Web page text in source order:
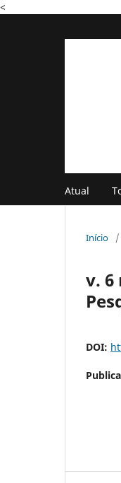
<
Atual
Início /
v. 6
DOI: